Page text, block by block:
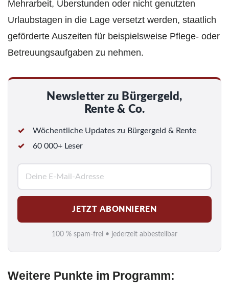
Mehrarbeit, Überstunden oder nicht genutzten
Urlaubstagen in die Lage versetzt werden, staatlich
geförderte Auszeiten für beispielsweise Pflege- oder
Betreuungsaufgaben zu nehmen.
Newsletter zu Bürgergeld,
Rente & Co.
Wöchentliche Updates zu Bürgergeld & Rente
60 000+ Leser
M
a
i
l
*
JETZT ABONNIEREN
100 % spam-frei • jederzeit abbestellbar
Weitere Punkte im Programm: